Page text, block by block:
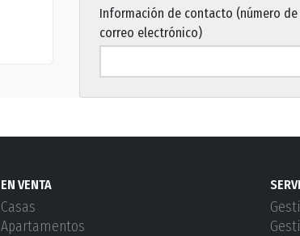
Información de contacto (número
correo electrónico)
EN VENTA
Casas
Apartamentos